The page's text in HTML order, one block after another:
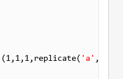
(1,1,1,replicate( 'a'